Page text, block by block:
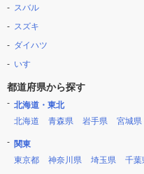
スバル
スズキ
ダイハツ
いすゞ
都道府県から探す
北海道・東北
北海道
青森県 岩手県 宮城県
関東
東京都
神奈川県 埼玉県 千葉